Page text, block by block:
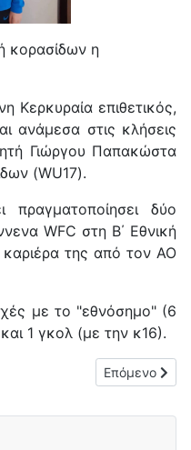
κορασίδων η
Κερκυραία επιθετικός,
ανάμεσα στις κλήσεις
Γιώργου Παπακώστα
(WU17).
πραγματοποίησει δύο
WFC στη Β΄ Εθνική
της από τον ΑΟ
με το "εθνόσημο" (6
1 γκολ (με την κ16).
ΑΕ Κανονιού (0-6) από τον
Επόμενο
Επόμενο